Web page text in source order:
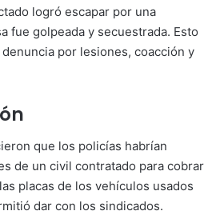
logró escapar por una
fue golpeada y secuestrada. Esto
por lesiones, coacción y
que los policías habrían
de un civil contratado para cobrar
placas de los vehículos usados
dar con los sindicados.